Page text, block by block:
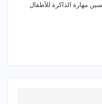
لتحسين مهارة الذاكرة للأطفال